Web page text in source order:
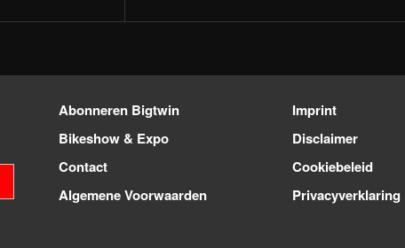
Abonneren Bigtwin
Bikeshow & Expo
Contact
Algemene Voorwaarden
Imprint
Disclaimer
Cookiebeleid
Privacyverklaring